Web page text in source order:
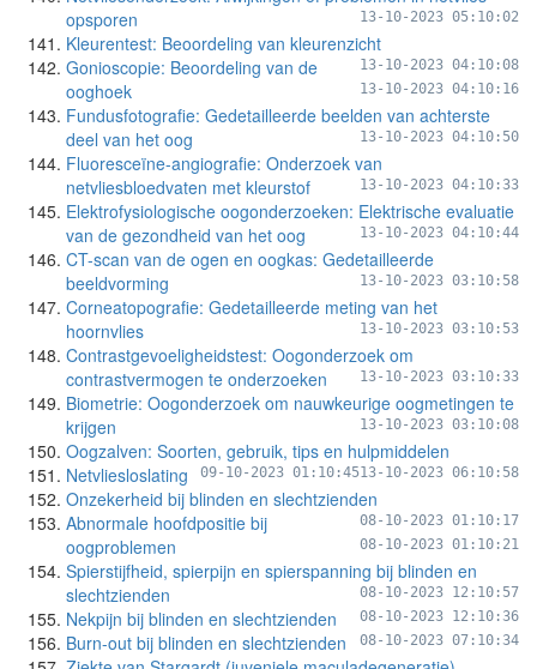
opsporen
13-10-2023 05:10:02
Kleurentest: Beoordeling van kleurenzicht
13-10-2023 04:10:08
Gonioscopie: Beoordeling van de
ooghoek
13-10-2023 04:10:16
Fundusfotografie: Gedetailleerde beelden van achterste
deel van het oog
13-10-2023 04:10:50
Fluoresceïne-angiografie: Onderzoek van
netvliesbloedvaten met kleurstof
13-10-2023 04:10:33
Elektrofysiologische oogonderzoeken: Elektrische evaluatie
van de gezondheid van het oog
13-10-2023 04:10:44
CT-scan van de ogen en oogkas: Gedetailleerde
beeldvorming
13-10-2023 03:10:58
Corneatopografie: Gedetailleerde meting van het
hoornvlies
13-10-2023 03:10:53
Contrastgevoeligheidstest: Oogonderzoek om
contrastvermogen te onderzoeken
13-10-2023 03:10:33
Biometrie: Oogonderzoek om nauwkeurige oogmetingen te
krijgen
13-10-2023 03:10:08
Oogzalven: Soorten, gebruik, tips en hulpmiddelen
13-10-2023 06:10:58
Netvliesloslating 09-10-2023 01:10:45
Onzekerheid bij blinden en slechtzienden
08-10-2023 01:10:17
Abnormale hoofdpositie bij
oogproblemen
08-10-2023 01:10:21
Spierstijfheid, spierpijn en spierspanning bij blinden en
slechtzienden
08-10-2023 12:10:57
Nekpijn bij blinden en slechtzienden 08-10-2023 12:10:36
Burn-out bij blinden en slechtzienden 08-10-2023 07:10:34